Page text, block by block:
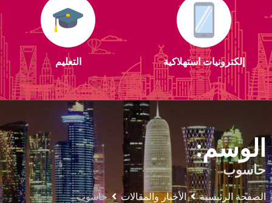
إلكترونيات استهلاكية التعليم
الوسم:
حاسوب
الصفحة الرئيسية الأخبار والمقالات حاسوب